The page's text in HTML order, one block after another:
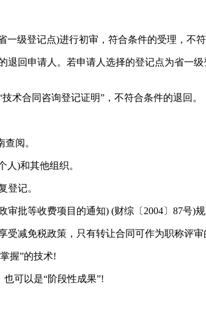
级登记点)进行初审，符合条件的受理，不符
回申请人。若申请人选择的登记点为省一
术合同咨询登记证明”，不符合条件的退回。
阅。
)和其他组织。
登记。
批等收费项目的通知) (财综〔2004〕87号)
减免税政策，只有转让合同可作为职称评
握”的技术!
可以是“阶段性成果”!